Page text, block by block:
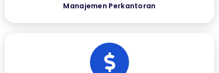
Manajemen Perkantoran